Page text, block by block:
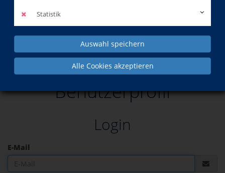
Statistik
Auswahl speichern
Alle Cookies akzeptieren
Benutzerprofil
Login
E-Mail